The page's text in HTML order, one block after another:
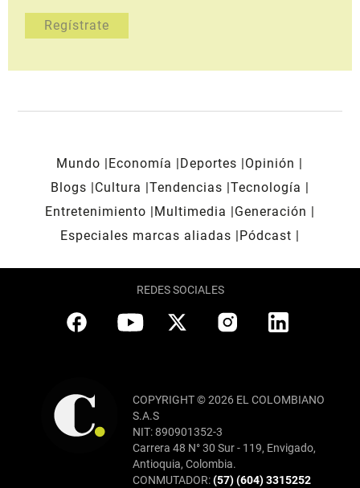
Mundo Economía Deportes
Opinión
Blogs
Cultura Tendencias Tecnología
Entretenimiento
Multimedia
Generación
Especiales marcas aliadas
Pódcast
REDES SOCIALES
COPYRIGHT © 2026 EL COLOMBIANO
S.A.S
NIT: 890901352-3
Carrera 48 N° 30 Sur - 119, Envigado,
Antioquia, Colombia.
CONMUTADOR:(57) (604) 3315252